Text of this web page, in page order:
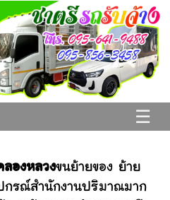
☰
ลองหลวงขนย้ายของ ย้าย
รณ์สำนักงานปริมาณมาก